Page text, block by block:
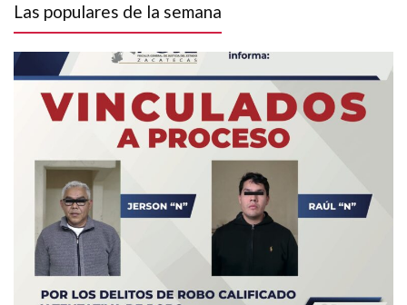
Las populares de la semana